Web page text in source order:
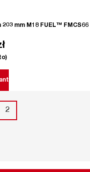
mm M18 FUEL™ FMCS66
2